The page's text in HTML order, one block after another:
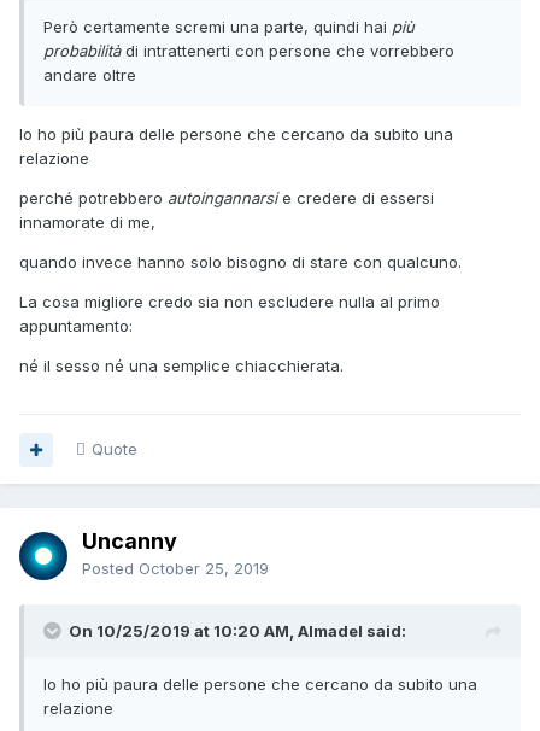
Però certamente scremi una parte, quindi hai più
probabilitàdi intrattenerti con persone che vorrebbero
andare oltre
Io ho più paura delle persone che cercano da subito una
relazione
perché potrebbero autoingannarsie credere di essersi
innamorate di me,
quando invece hanno solo bisogno di stare con qualcuno.
La cosa migliore credo sia non escludere nulla al primo
appuntamento:
né il sesso né una semplice chiacchierata.
Quote
Uncanny
Posted October 25, 2019
On 10/25/2019 at 10:20 AM, Almadel said:
Io ho più paura delle persone che cercano da subito una
relazione